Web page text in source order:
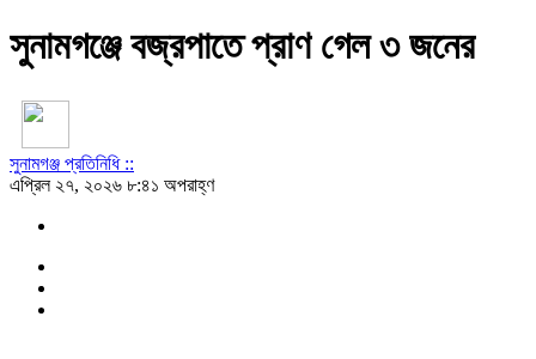
সুনামগঞ্জে বজ্রপাতে প্রাণ গেল ৩ জনের
সুনামগঞ্জ প্রতিনিধি ::
এপ্রিল ২৭, ২০২৬ ৮:৪১ অপরাহ্ণ